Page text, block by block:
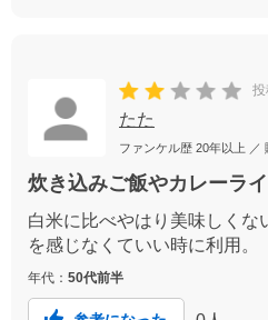
投
たた
ファンケル歴 20年以上 ／
炊き込みご飯やカレーラ
白米に比べやはり美味しくな
を感じなくていい時に利用。
年代： 50代前半